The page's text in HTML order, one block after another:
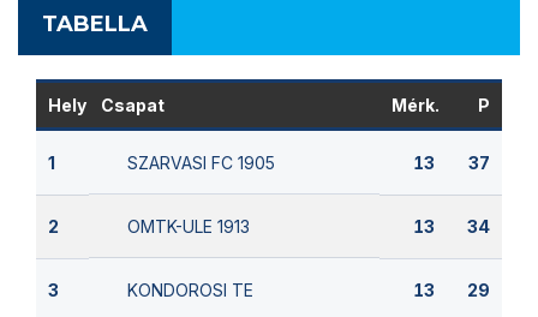
TABELLA
Hely Csapat Mérk. P
1 SZARVASI FC 1905 13 37
2 OMTK-ULE 1913 13 34
3 KONDOROSI TE 13 29